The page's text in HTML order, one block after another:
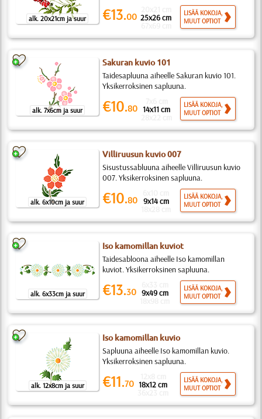
alk. 20x21cm ja suur €13.00 25x26 cm
LISÄÄ KOKOJA,
MUUT OPTIOT
alk. 7x6cm ja suur
Sakuran kuvio 101
Taidesapluuna aiheelle Sakuran kuvio 101.
Yksikerroksinen sapluuna.
€10.80 14x11 cm
LISÄÄ KOKOJA,
MUUT OPTIOT
alk. 6x10cm ja suur
Villiruusun kuvio 007
Sisustussabluuna aiheelle Villiruusun kuvio
007. Yksikerroksinen sapluuna.
€10.80 9x14 cm
LISÄÄ KOKOJA,
MUUT OPTIOT
alk. 6x33cm ja suur
Iso kamomillan kuviot
Taidesabloona aiheelle Iso kamomillan
kuviot. Yksikerroksinen sapluuna.
€13.30 9x49 cm
LISÄÄ KOKOJA,
MUUT OPTIOT
alk. 12x8cm ja suur
Iso kamomillan kuvio
Sapluuna aiheelle Iso kamomillan kuvio.
Yksikerroksinen sapluuna.
€11.70 18x12 cm
LISÄÄ KOKOJA,
MUUT OPTIOT